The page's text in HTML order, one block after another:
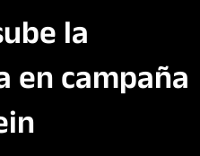
la
campaña